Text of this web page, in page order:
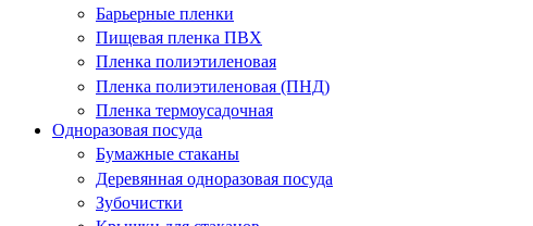
Барьерные пленки
Пищевая пленка ПВХ
Пленка полиэтиленовая
Пленка полиэтиленовая (ПНД)
Пленка термоусадочная
Одноразовая посуда
Бумажные стаканы
Деревянная одноразовая посуда
Зубочистки